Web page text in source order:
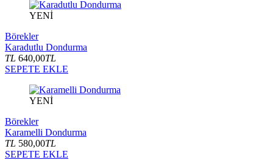
YENİ
Börekler
Karadutlu Dondurma
TL 640,00TL
SEPETE EKLE
YENİ
Börekler
Karamelli Dondurma
TL 580,00TL
SEPETE EKLE